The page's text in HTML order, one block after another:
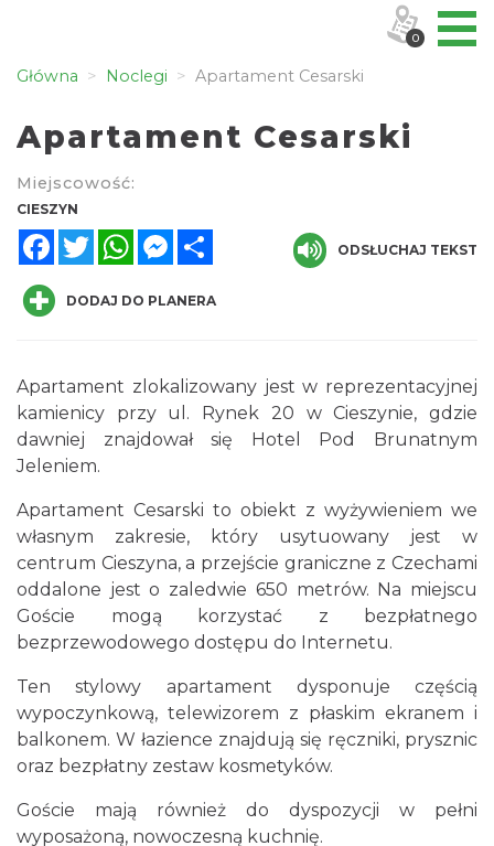
Główna Noclegi Apartament Cesarski
Apartament Cesarski
Miejscowość:
CIESZYN
FacebookTwitterWhatsAppMessenger
ODSŁUCHAJ TEKST
DODAJ DO PLANERA
Apartament zlokalizowany jest w reprezentacyjnej
kamienicy przy ul. Rynek 20 w Cieszynie, gdzie
dawniej znajdował się Hotel Pod Brunatnym
Jeleniem.
Apartament Cesarski to obiekt z wyżywieniem we
własnym zakresie, który usytuowany jest w
centrum Cieszyna, a przejście graniczne z Czechami
oddalone jest o zaledwie 650 metrów. Na miejscu
Goście mogą korzystać z bezpłatnego
bezprzewodowego dostępu do Internetu.
Ten stylowy apartament dysponuje częścią
wypoczynkową, telewizorem z płaskim ekranem i
balkonem. W łazience znajdują się ręczniki, prysznic
oraz bezpłatny zestaw kosmetyków.
Goście mają również do dyspozycji w pełni
wyposażoną, nowoczesną kuchnię.
0